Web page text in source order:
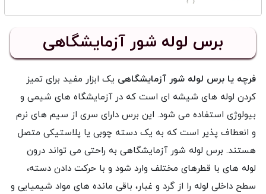
برس لوله شور آزمایشگاهی
فرچه یا برس لوله شور آزمایشگاهی یک ابزار مفید برای تمیز
کردن لوله های شیشه ای است که در آزمایشگاه های شیمی و
بیولوژی استفاده می شود. این برس دارای سری از سیم های نرم
و انعطاف پذیر است که به یک دسته چوبی یا پلاستیکی متصل
هستند. برس لوله شور آزمایشگاهی به راحتی می تواند درون
لوله های با قطرهای مختلف وارد شود و با حرکت دادن دسته،
سطح داخلی لوله را از گرد و غبار، باقی مانده های مواد شیمیایی و